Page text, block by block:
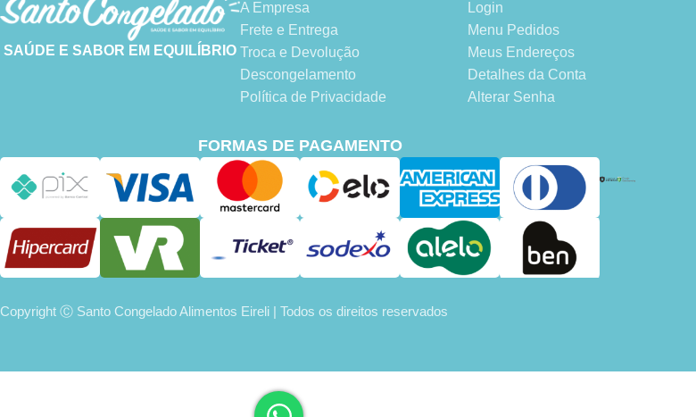
SAÚDE E SABOR EM EQUILÍBRIO
A Empresa
Frete e Entrega
Troca e Devolução
Descongelamento
Política de Privacidade
Login
Menu Pedidos
Meus Endereços
Detalhes da Conta
Alterar Senha
FORMAS DE PAGAMENTO
Copyright Ⓒ Santo Congelado Alimentos Eireli | Todos os direitos reservados